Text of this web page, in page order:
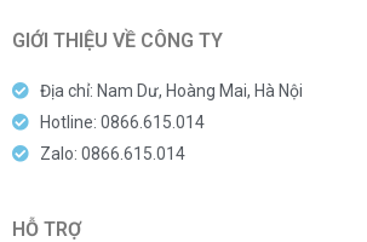
GIỚI THIỆU VỀ CÔNG TY
Địa chỉ: Nam Dư, Hoàng Mai, Hà Nội
Hotline: 0866.615.014
Zalo: 0866.615.014
HỖ TRỢ